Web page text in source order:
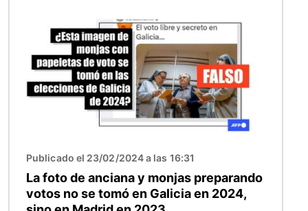
Publicado el 23/02/2024 a las 16:31
La foto de anciana y monjas preparando
votos no se tomó en Galicia en 2024,